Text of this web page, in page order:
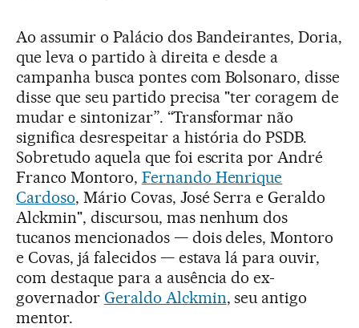
Ao assumir o Palácio dos Bandeirantes, Doria,
que leva o partido à direita e desde a
campanha busca pontes com Bolsonaro, disse
disse que seu partido precisa "ter coragem de
mudar e sintonizar”. “Transformar não
significa desrespeitar a história do PSDB.
Sobretudo aquela que foi escrita por André
Franco Montoro, Fernando Henrique
Cardoso, Mário Covas, José Serra e Geraldo
Alckmin", discursou, mas nenhum dos
tucanos mencionados — dois deles, Montoro
e Covas, já falecidos — estava lá para ouvir,
com destaque para a ausência do ex-
governador Geraldo Alckmin, seu antigo
mentor.